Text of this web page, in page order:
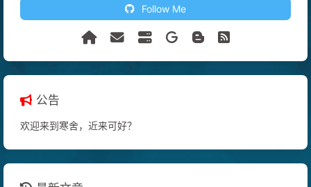
Follow Me
公告
欢迎来到寒舍，近来可好？